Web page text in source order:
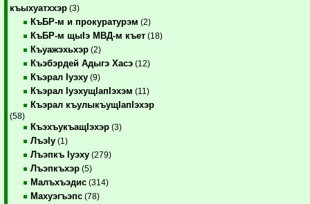
къыхуатххэр (3)
КъБР-м и прокуратурэм (2)
КъБР-м щыIэ МВД-м къет (18)
Къуажэхьхэр (2)
Къэбэрдей Адыгэ Хасэ (12)
Къэрал Iуэху (9)
Къэрал IуэхущIапIэхэм (11)
Къэрал къулыкъущIапIэхэр
(58)
КъэхъукъащIэхэр (3)
ЛъэIу (1)
Лъэпкъ Iуэху (279)
Лъэпкъхэр (5)
Малъхъэдис (314)
Махуэгъэпс (78)